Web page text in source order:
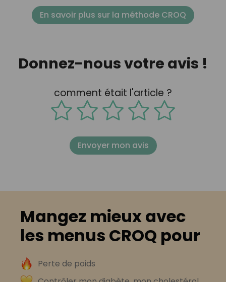
En savoir plus sur la méthode CROQ
Donnez-nous votre avis !
comment était l'article ?
Envoyer mon avis
Mangez mieux avec
les menus CROQ pour
Perte de poids